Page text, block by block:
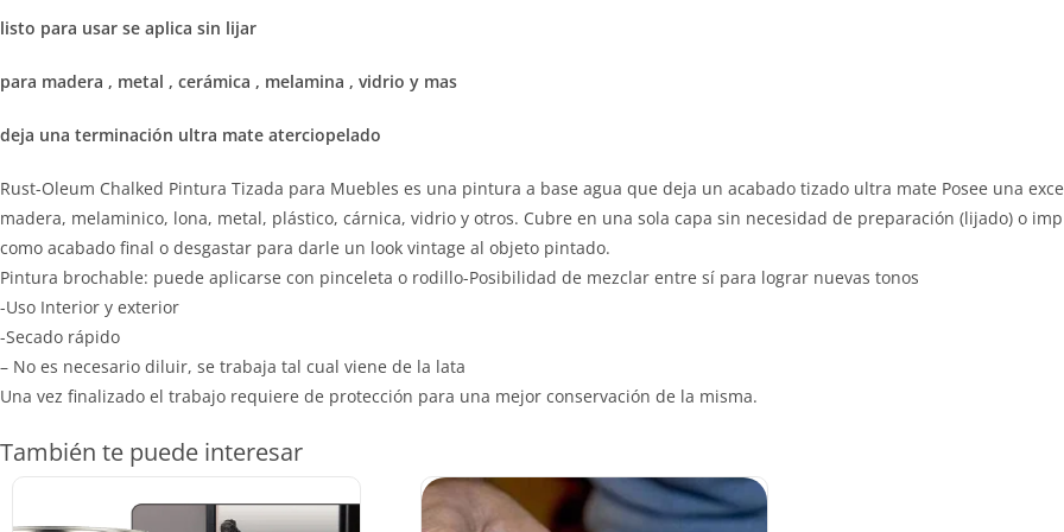
listo para usar se aplica sin lijar
para madera , metal , cerámica , melamina , vidrio y mas
deja una terminación ultra mate aterciopelado
Rust-Oleum Chalked Pintura Tizada para Muebles es una pintura a base agua que deja un acabado tizado ultra mate Posee una
madera, melaminico, lona, metal, plástico, cárnica, vidrio y otros. Cubre en una sola capa sin necesidad de preparación (lijado) o
como acabado final o desgastar para darle un look vintage al objeto pintado.
Pintura brochable: puede aplicarse con pinceleta o rodillo-Posibilidad de mezclar entre sí para lograr nuevas tonos
-Uso Interior y exterior
-Secado rápido
– No es necesario diluir, se trabaja tal cual viene de la lata
Una vez finalizado el trabajo requiere de protección para una mejor conservación de la misma.
También te puede interesar